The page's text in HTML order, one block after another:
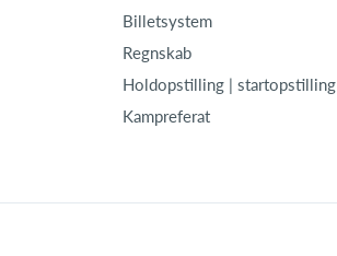
Billetsystem
Regnskab
Holdopstilling | startopstilling
Kampreferat